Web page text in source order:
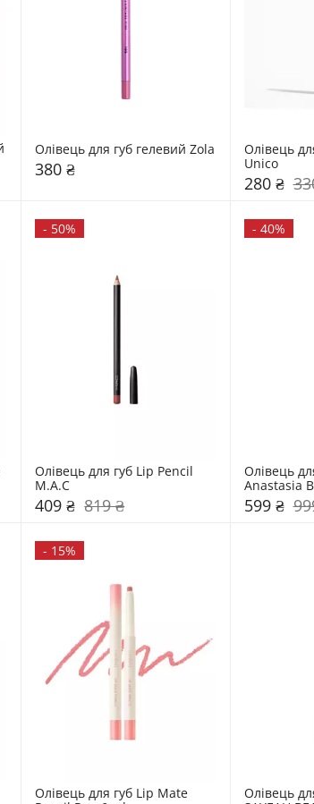
Олівець для губ гелевий Zola
380 ₴
Олівець
Unico
280 ₴
- 50%
Олівець для губ Lip Pencil
M.A.C
409 ₴ 819 ₴
- 40%
Олівець
Anastasia
599 ₴
- 15%
Олівець для губ Lip Mate
Олівець